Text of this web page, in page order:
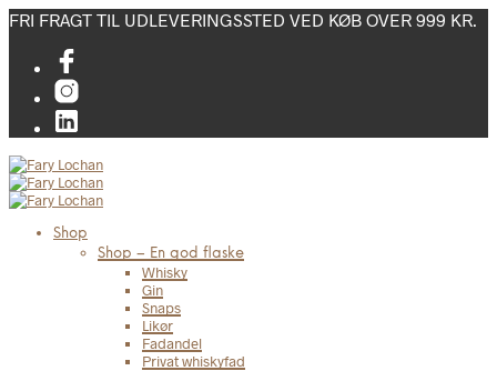
FRI FRAGT TIL UDLEVERINGSSTED VED KØB OVER 999 KR.
Shop
Shop – En god flaske
Whisky
Gin
Snaps
Likør
Fadandel
Privat whiskyfad